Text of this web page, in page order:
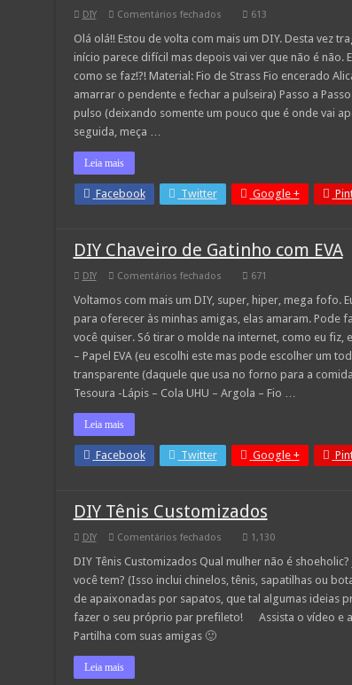
DIY Comentários fechadosem
a
esta
Pulseira
trançada
com
613
Olá olá!! Estou de volta com mais um DIY. Desta vez
início parece difícil mas depois vai ver que não é
como se faz!?! Material: Fio de Strass Fio encerado
amarrar o pendente e fechar a pulseira) Passo a
pulso (deixando somente um pouco que é onde vai
seguida, meça …
Leia mais
Facebook Twitter Google +
DIY Chaveiro de Gatinho com EVA
DIY Comentários fechadosem
Chaveiro
de
Gatinho
com
EVA
671
Voltamos com mais um DIY, super, hiper, mega fofo.
para oferecer às minhas amigas, elas amaram.
você quiser. Só tirar o molde na internet, como eu fiz,
– Papel EVA (eu escolhi este mas pode escolher um
transparente (daquele que usa no forno para a
Tesoura -Lápis – Cola UHU – Argola – Fio …
Leia mais
Facebook Twitter Google +
DIY Tênis Customizados
DIY Comentários fechadosem
Tênis
1,130
DIY Tênis Customizados Qual mulher não é
você tem? (Isso inclui chinelos, tênis, sapatilhas ou
de apaixonadas por sapatos, que tal algumas ideias
fazer o seu próprio par prefileto! Assista o vídeo e
Partilha com suas amigas 🙂
Leia mais